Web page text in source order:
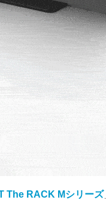
The RACK Mシリーズ